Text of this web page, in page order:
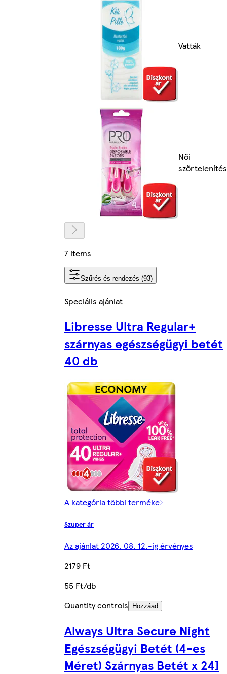
Vatták
Női
szőrtelenítés
7 items
Szűrés és rendezés (93)
Speciális ajánlat
Libresse Ultra Regular+
szárnyas egészségügyi betét
40 db
A kategória többi terméke
Szuper ár
Az ajánlat 2026. 08. 12.-ig érvényes
2179 Ft
55 Ft/db
Quantity controls
Hozzáad
Always Ultra Secure Night
Egészségügyi Betét (4-es
Méret) Szárnyas Betét x 24]